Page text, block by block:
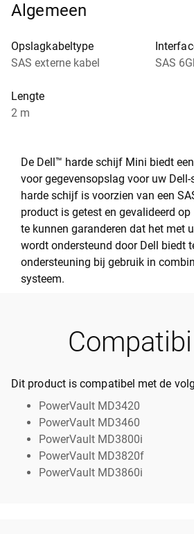
Algemeen
Opslagkabeltype
SAS externe kabel
SAS
Lengte
2 m
De Dell™ harde schijf Mini biedt
voor gegevensopslag voor uw Dell-
harde schijf is voorzien van een
product is getest en gevalideerd
te kunnen garanderen dat het met
wordt ondersteund door Dell biedt
ondersteuning bij gebruik in
systeem.
Dit product is compatibel met de
PowerVault MD3420
PowerVault MD3460
PowerVault MD3800i
PowerVault MD3820f
PowerVault MD3860i